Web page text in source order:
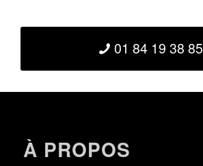
01 84 19 38 85
À PROPOS